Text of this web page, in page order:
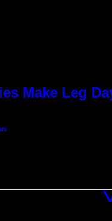
Make Leg